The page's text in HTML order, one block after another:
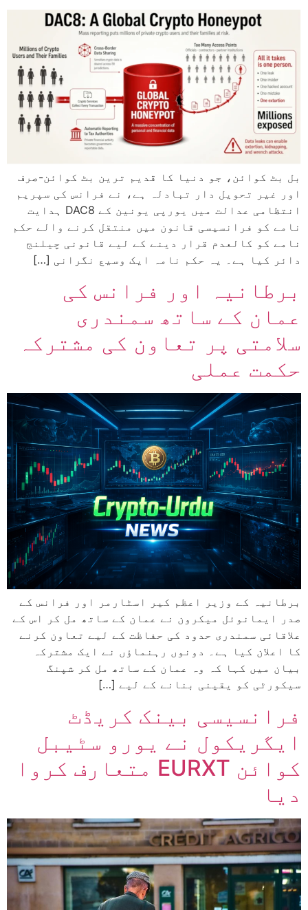
بل بٹ کوائن، جو دنیا کا قدیم ترین بٹ کوائن-صرف
اور غیر تحویل دار تبادلہ ہے، نے فرانس کی سپریم
انتظامی عدالت میں یورپی یونین کے DAC8 ہدایت
نامے کو فرانسیسی قانون میں منتقل کرنے والے حکم
نامے کو کالعدم قرار دینے کے لیے قانونی چیلنج
دائر کیا ہے۔ یہ حکم نامہ ایک وسیع نگرانی […]
برطانیہ اور فرانس کی
عمان کے ساتھ سمندری
سلامتی پر تعاون کی مشترکہ
حکمت عملی
برطانیہ کے وزیر اعظم کیر اسٹارمر اور فرانس کے
صدر ایمانوئل میکرون نے عمان کے ساتھ مل کر اس کے
علاقائی سمندری حدود کی حفاظت کے لیے تعاون کرنے
کا اعلان کیا ہے۔ دونوں رہنماؤں نے ایک مشترکہ
بیان میں کہا کہ وہ عمان کے ساتھ مل کر شپنگ
سیکورٹی کو یقینی بنانے کے لیے […]
فرانسیسی بینک کریڈٹ
ایگریکول نے یورو سٹیبل
کوائن EURXT متعارف کروا
دیا